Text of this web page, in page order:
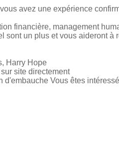
avez une expérience
financière, management
sont un plus et vous aideront à
Harry Hope
site directement
Vous êtes